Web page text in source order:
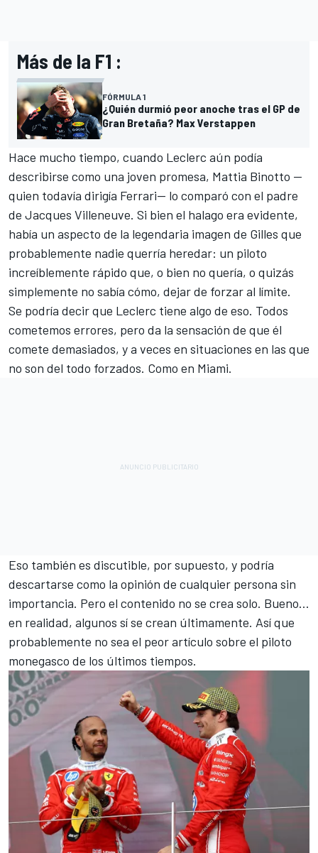
Más de la F1 :
FÓRMULA 1
¿Quién durmió peor anoche tras el GP de
Gran Bretaña? Max Verstappen
Hace mucho tiempo, cuando Leclerc aún podía
describirse como una joven promesa, Mattia Binotto —
quien todavía dirigía Ferrari— lo comparó con el padre
de Jacques Villeneuve. Si bien el halago era evidente,
había un aspecto de la legendaria imagen de Gilles que
probablemente nadie querría heredar: un piloto
increíblemente rápido que, o bien no quería, o quizás
simplemente no sabía cómo, dejar de forzar al límite.
Se podría decir que Leclerc tiene algo de eso. Todos
cometemos errores, pero da la sensación de que él
comete demasiados, y a veces en situaciones en las que
no son del todo forzados. Como en Miami.
Eso también es discutible, por supuesto, y podría
descartarse como la opinión de cualquier persona sin
importancia. Pero el contenido no se crea solo. Bueno...
en realidad, algunos sí se crean últimamente. Así que
probablemente no sea el peor artículo sobre el piloto
monegasco de los últimos tiempos.